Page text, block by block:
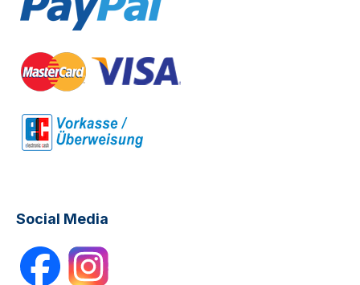
Social Media